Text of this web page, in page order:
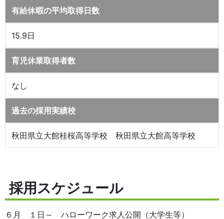
有給休暇の平均取得日数
15.9日
育児休業取得者数
なし
過去の採用実績校
秋田県立大館桂桜高等学校 秋田県立大館高等学校
採用スケジュール
６月 １日～ ハローワーク求人公開（大学生等）